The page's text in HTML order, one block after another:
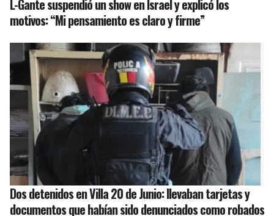
L-Gante suspendió un show en Israel y explicó los
motivos: “Mi pensamiento es claro y firme”
Dos detenidos en Villa 20 de Junio: llevaban tarjetas y
documentos que habían sido denunciados como robados